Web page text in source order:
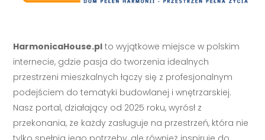
HarmonicaHouse.pl to wyjątkowe miejsce w polskim
internecie, gdzie pasja do tworzenia idealnych
przestrzeni mieszkalnych łączy się z profesjonalnym
podejściem do tematyki budowlanej i wnętrzarskiej.
Nasz portal, działający od 2025 roku, wyrósł z
przekonania, że każdy zasługuje na przestrzeń, która nie